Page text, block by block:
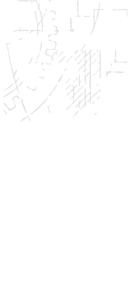
ПОСТОВ -